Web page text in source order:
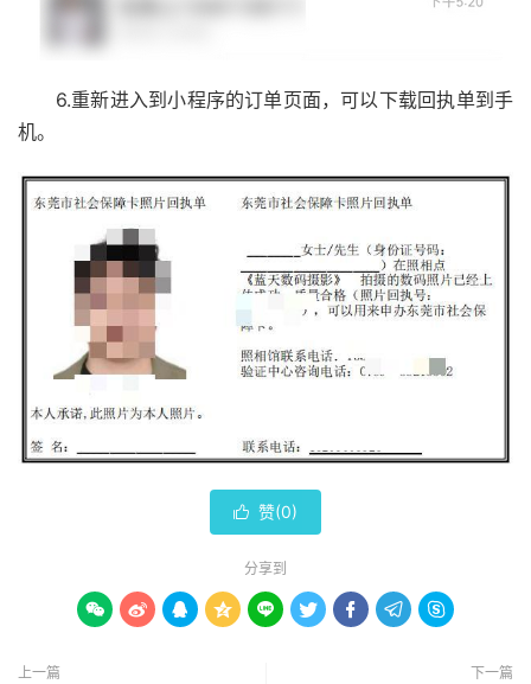
6.重新进入到小程序的订单页面，可以下载回执单到手
机。
 赞(0)
分享到
        
上一篇 下一篇